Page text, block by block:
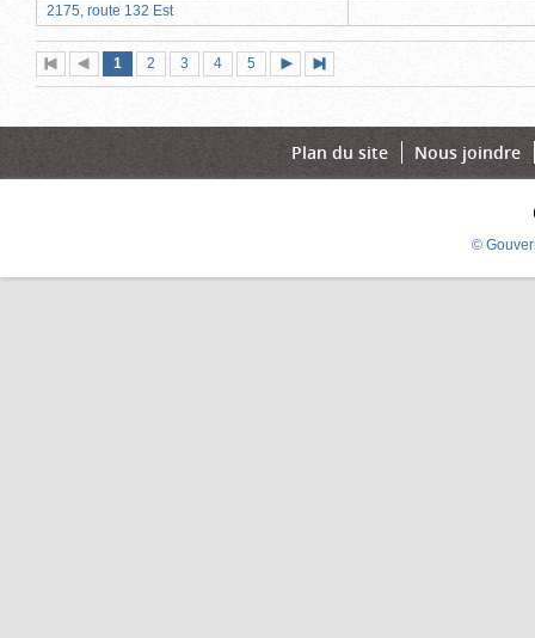
2175, route 132 Est
Première
page
Page
précédente
Page
1 (page
actuelle)
Page
2 Page
3 Page
4 Page
5
suivante
page
Plan du site Nous joindre
©